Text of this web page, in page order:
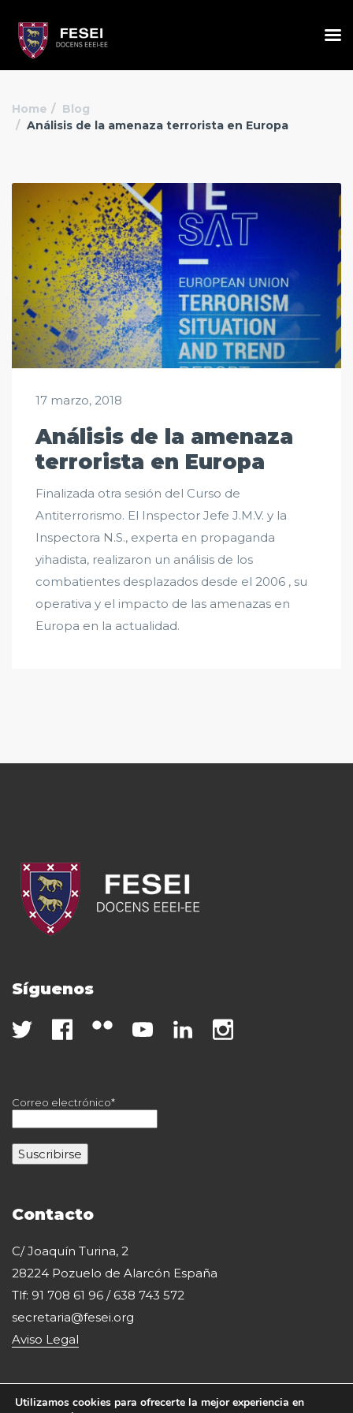
Home
Blog
Análisis de la amenaza terrorista en Europa
17 marzo, 2018
Análisis de la amenaza
terrorista en Europa
Finalizada otra sesión del Curso de
Antiterrorismo. El Inspector Jefe J.M.V. y la
Inspectora N.S., experta en propaganda
yihadista, realizaron un análisis de los
combatientes desplazados desde el 2006 , su
operativa y el impacto de las amenazas en
Europa en la actualidad.
Síguenos
Correo electrónico*
Contacto
C/ Joaquín Turina, 2
28224 Pozuelo de Alarcón España
Tlf: 91 708 61 96 / 638 743 572
secretaria@fesei.org
Aviso Legal
Utilizamos cookies para ofrecerte la mejor experiencia en